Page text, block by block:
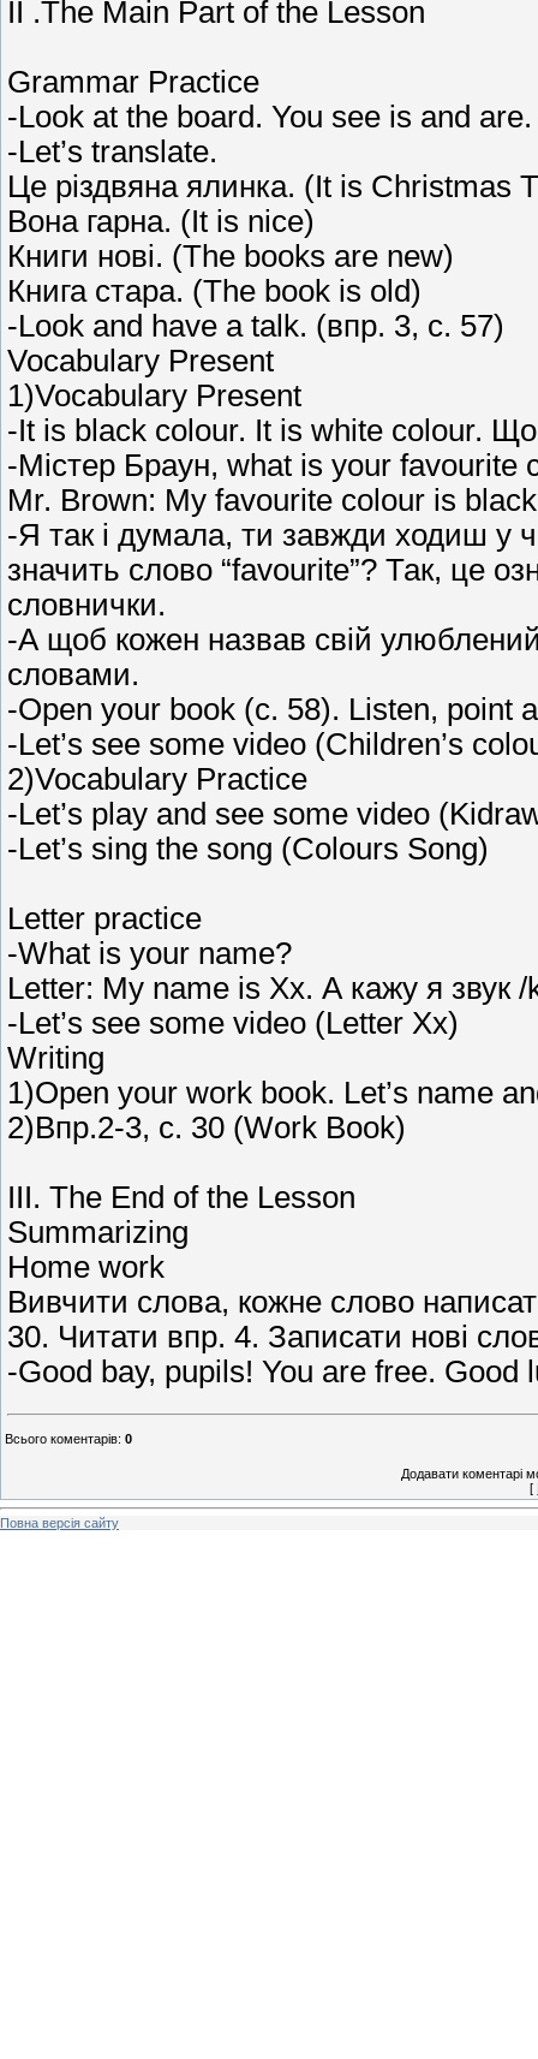
II .The Main Part of the Lesson
Grammar Practice
-Look at the board. You see is and
-Let’s translate.
Це різдвяна ялинка. (It is Christmas
Вона гарна. (It is nice)
Книги нові. (The books are new)
Книга стара. (The book is old)
-Look and have a talk. (впр. 3, с. 57)
Vocabulary Present
1)Vocabulary Present
-It is black colour. It is white colour.
-Містер Браун, what is your favourite
Mr. Brown: My favourite colour is
-Я так і думала, ти завжди ходиш у
значить слово “favourite”? Так, це
словнички.
-А щоб кожен назвав свій
словами.
-Open your book (c. 58). Listen, point
-Let’s see some video (Children’s
2)Vocabulary Practice
-Let’s play and see some video
-Let’s sing the song (Colours Song)
Letter practice
-What is your name?
Letter: My name is Xx. А кажу я звук /
-Let’s see some video (Letter Xx)
Writing
1)Open your work book. Let’s name
2)Впр.2-3, с. 30 (Work Book)
III. The End of the Lesson
Summarizing
Home work
Вивчити слова, кожне слово
30. Читати впр. 4. Записати нові
-Good bay, pupils! You are free. Good
Всього коментарів: 0
Додавати коментарі
[
Повна версія сайту